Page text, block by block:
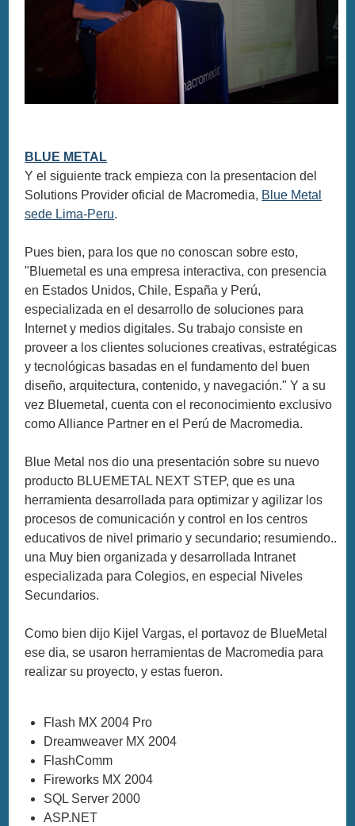
BLUE METAL
Y el siguiente track empieza con la presentacion del
Solutions Provider oficial de Macromedia, Blue Metal
sede Lima-Peru.
Pues bien, para los que no conoscan sobre esto,
"Bluemetal es una empresa interactiva, con presencia
en Estados Unidos, Chile, España y Perú,
especializada en el desarrollo de soluciones para
Internet y medios digitales. Su trabajo consiste en
proveer a los clientes soluciones creativas, estratégicas
y tecnológicas basadas en el fundamento del buen
diseño, arquitectura, contenido, y navegación." Y a su
vez Bluemetal, cuenta con el reconocimiento exclusivo
como Alliance Partner en el Perú de Macromedia.
Blue Metal nos dio una presentación sobre su nuevo
producto BLUEMETAL NEXT STEP, que es una
herramienta desarrollada para optimizar y agilizar los
procesos de comunicación y control en los centros
educativos de nivel primario y secundario; resumiendo..
una Muy bien organizada y desarrollada Intranet
especializada para Colegios, en especial Niveles
Secundarios.
Como bien dijo Kijel Vargas, el portavoz de BlueMetal
ese dia, se usaron herramientas de Macromedia para
realizar su proyecto, y estas fueron.
Flash MX 2004 Pro
Dreamweaver MX 2004
FlashComm
Fireworks MX 2004
SQL Server 2000
ASP.NET